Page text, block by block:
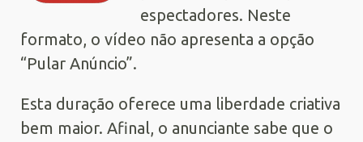
espectadores. Neste
formato, o vídeo não apresenta a opção
“Pular Anúncio”.
Esta duração oferece uma liberdade criativa
bem maior. Afinal, o anunciante sabe que o